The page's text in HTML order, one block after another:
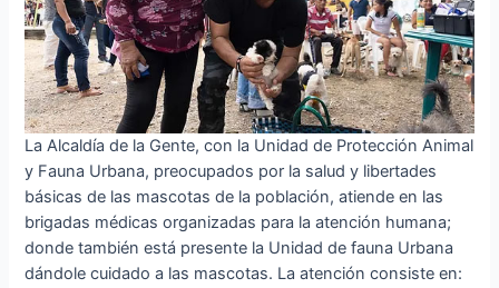
La Alcaldía de la Gente, con la Unidad de Protección Animal
y Fauna Urbana, preocupados por la salud y libertades
básicas de las mascotas de la población, atiende en las
brigadas médicas organizadas para la atención humana;
donde también está presente la Unidad de fauna Urbana
dándole cuidado a las mascotas. La atención consiste en: